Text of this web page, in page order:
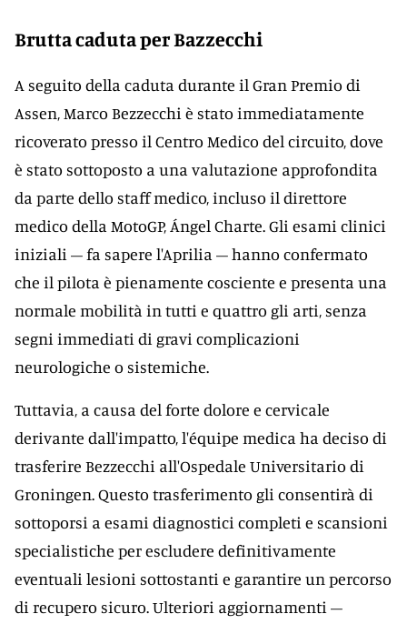
Brutta caduta per Bazzecchi
A seguito della caduta durante il Gran Premio di
Assen, Marco Bezzecchi è stato immediatamente
ricoverato presso il Centro Medico del circuito, dove
è stato sottoposto a una valutazione approfondita
da parte dello staff medico, incluso il direttore
medico della MotoGP, Ángel Charte. Gli esami clinici
iniziali – fa sapere l'Aprilia – hanno confermato
che il pilota è pienamente cosciente e presenta una
normale mobilità in tutti e quattro gli arti, senza
segni immediati di gravi complicazioni
neurologiche o sistemiche.
Tuttavia, a causa del forte dolore e cervicale
derivante dall'impatto, l'équipe medica ha deciso di
trasferire Bezzecchi all'Ospedale Universitario di
Groningen. Questo trasferimento gli consentirà di
sottoporsi a esami diagnostici completi e scansioni
specialistiche per escludere definitivamente
eventuali lesioni sottostanti e garantire un percorso
di recupero sicuro. Ulteriori aggiornamenti –